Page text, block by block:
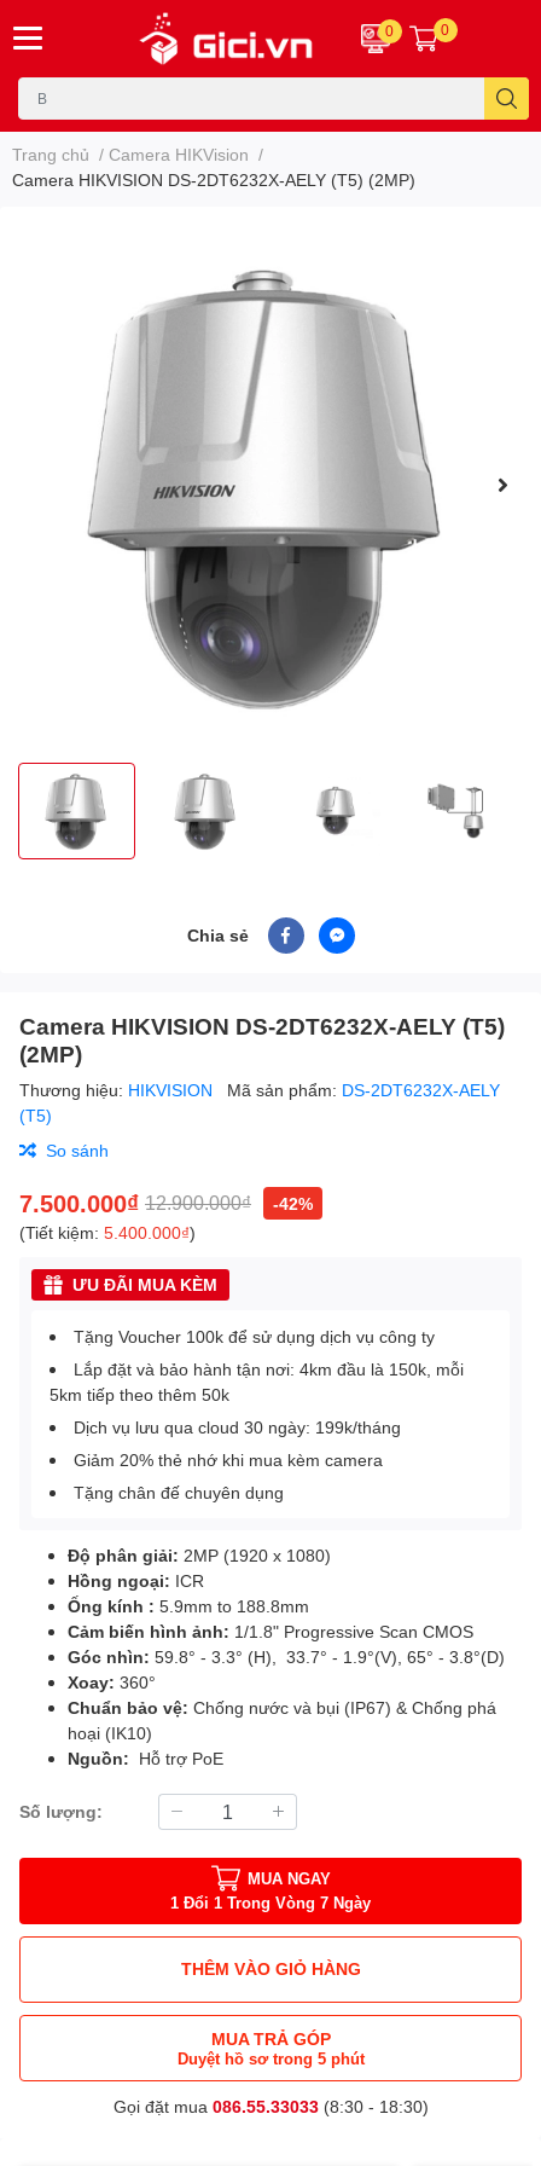
0 0
Trang chủ / Camera HIKVision /
Camera HIKVISION DS-2DT6232X-AELY (T5) (2MP)
Chia sẻ
Camera HIKVISION DS-2DT6232X-AELY (T5)
(2MP)
Thương hiệu: HIKVISION Mã sản phẩm: DS-2DT6232X-AELY
(T5)
So sánh
7.500.000₫ 12.900.000₫
-42%
(Tiết kiệm: 5.400.000₫)
ƯU ĐÃI MUA KÈM
Tặng Voucher 100k để sử dụng dịch vụ công ty
Lắp đặt và bảo hành tận nơi: 4km đầu là 150k, mỗi
5km tiếp theo thêm 50k
Dịch vụ lưu qua cloud 30 ngày: 199k/tháng
Giảm 20% thẻ nhớ khi mua kèm camera
Tặng chân đế chuyên dụng
Độ phân giải: 2MP (1920 x 1080)
Hồng ngoại: ICR
Ống kính : 5.9mm to 188.8mm
Cảm biến hình ảnh: 1/1.8" Progressive Scan CMOS
Góc nhìn: 59.8° - 3.3° (H), 33.7° - 1.9°(V), 65° - 3.8°(D)
Xoay: 360°
Chuẩn bảo vệ: Chống nước và bụi (IP67) & Chống phá
hoại (IK10)
Nguồn: Hỗ trợ PoE
Số lượng:
MUA NGAY
1 Đổi 1 Trong Vòng 7 Ngày
THÊM VÀO GIỎ HÀNG
MUA TRẢ GÓP
Duyệt hồ sơ trong 5 phút
Gọi đặt mua 086.55.33033(8:30 - 18:30)